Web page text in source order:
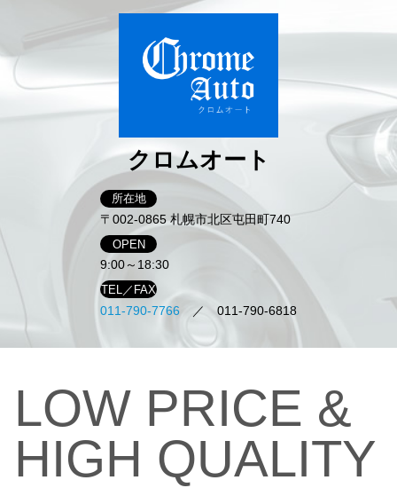
クロムオート
所在地
〒002-0865 札幌市北区屯田町740
OPEN
9:00～18:30
TEL／FAX
011-790-7766 ／ 011-790-6818
LOW PRICE &
HIGH QUALITY